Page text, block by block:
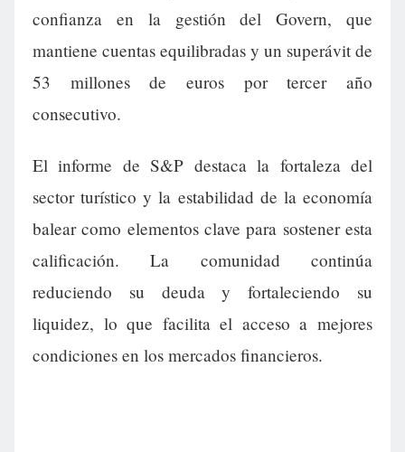
confianza en la gestión del Govern, que
mantiene cuentas equilibradas y un superávit de
53 millones de euros por tercer año
consecutivo.
El informe de S&P destaca la fortaleza del
sector turístico y la estabilidad de la economía
balear como elementos clave para sostener esta
calificación. La comunidad continúa
reduciendo su deuda y fortaleciendo su
liquidez, lo que facilita el acceso a mejores
condiciones en los mercados financieros.